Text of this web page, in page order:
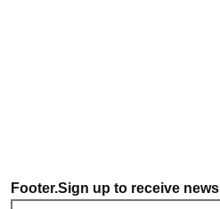
Footer.Sign up to receive news